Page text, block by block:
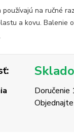
používajú na ručné
a kovu. Balenie